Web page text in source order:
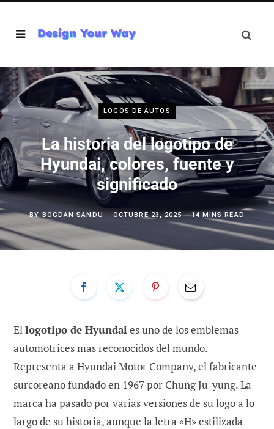
LOGOS DE AUTOS
La historia del logotipo de
Hyundai, colores, fuente y
significado
BY BOGDAN SANDU OCTUBRE 23, 2025 14 MINS READ
Ellogotipo de Hyundaies uno de los emblemas
automotrices mas reconocidos del mundo.
Representa a Hyundai Motor Company, el fabricante
surcoreano fundado en 1967 por Chung Ju-yung. La
marca ha pasado por varias versiones de su logo a lo
largo de su historia, aunque la letra «H» estilizada